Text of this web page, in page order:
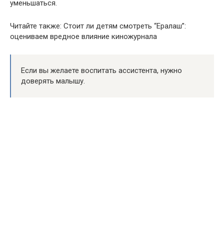
уменьшаться.
Читайте также: Стоит ли детям смотреть “Ералаш”:
оцениваем вредное влияние киножурнала
Если вы желаете воспитать ассистента, нужно
доверять малышу.